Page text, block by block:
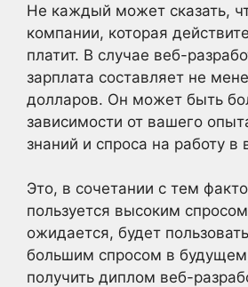
Не каждый может сказать,
компании, которая
платит. В случае веб-
зарплата составляет не
долларов. Он может быть
зависимости от вашего
знаний и спроса на работу
Это, в сочетании с тем
пользуется высоким
ожидается, будет
большим спросом в
получить диплом веб-